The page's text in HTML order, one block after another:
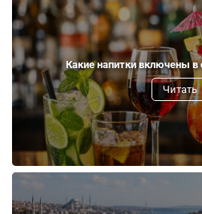
Какие напитки включены в
Читать